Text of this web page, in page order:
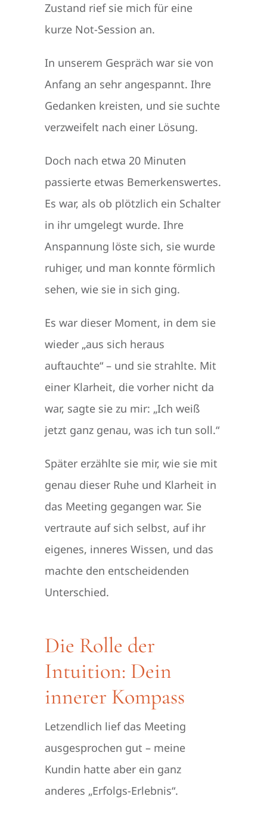
Zustand rief sie mich für eine
kurze Not-Session an.
In unserem Gespräch war sie von
Anfang an sehr angespannt. Ihre
Gedanken kreisten, und sie suchte
verzweifelt nach einer Lösung.
Doch nach etwa 20 Minuten
passierte etwas Bemerkenswertes.
Es war, als ob plötzlich ein Schalter
in ihr umgelegt wurde. Ihre
Anspannung löste sich, sie wurde
ruhiger, und man konnte förmlich
sehen, wie sie in sich ging.
Es war dieser Moment, in dem sie
wieder „aus sich heraus
auftauchte“ – und sie strahlte. Mit
einer Klarheit, die vorher nicht da
war, sagte sie zu mir: „Ich weiß
jetzt ganz genau, was ich tun soll.“
Später erzählte sie mir, wie sie mit
genau dieser Ruhe und Klarheit in
das Meeting gegangen war. Sie
vertraute auf sich selbst, auf ihr
eigenes, inneres Wissen, und das
machte den entscheidenden
Unterschied.
Die Rolle der
Intuition: Dein
innerer Kompass
Letzendlich lief das Meeting
ausgesprochen gut – meine
Kundin hatte aber ein ganz
anderes „Erfolgs-Erlebnis“.